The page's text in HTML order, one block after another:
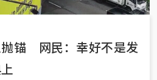
锚 网民：幸好不是发